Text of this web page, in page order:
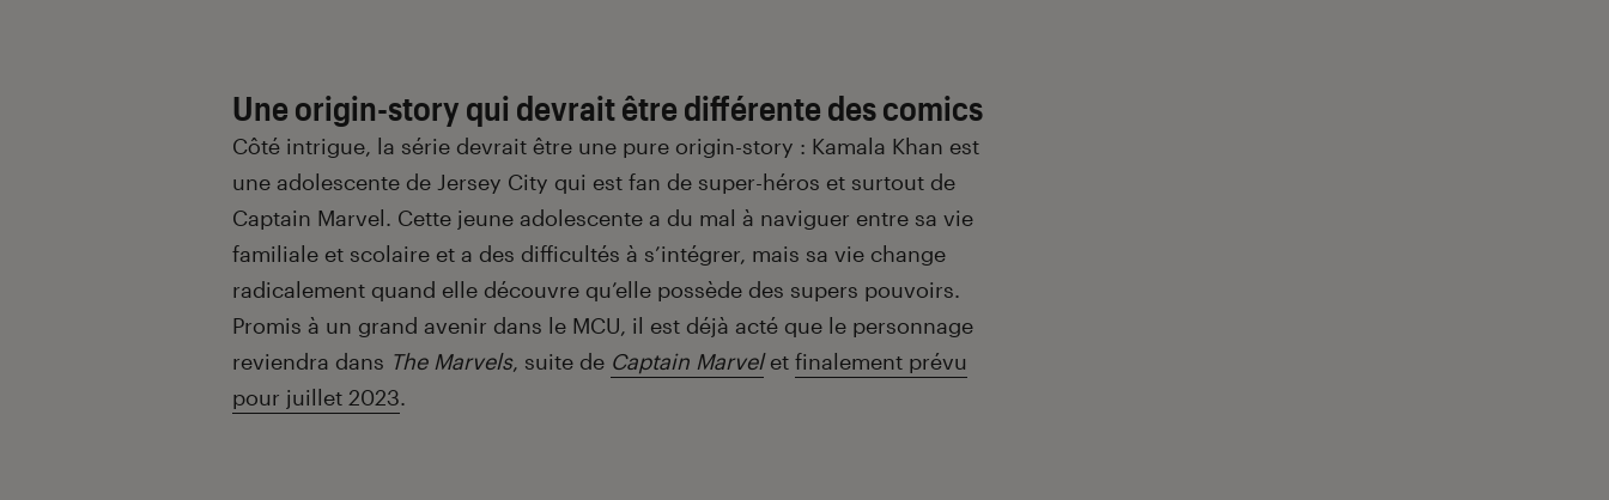
Une origin-story qui devrait être différente des comics
Côté intrigue, la série devrait être une pure origin-story : Kamala Khan est
une adolescente de Jersey City qui est fan de super-héros et surtout de
Captain Marvel. Cette jeune adolescente a du mal à naviguer entre sa vie
familiale et scolaire et a des difficultés à s’intégrer, mais sa vie change
radicalement quand elle découvre qu’elle possède des supers pouvoirs.
Promis à un grand avenir dans le MCU, il est déjà acté que le personnage
reviendra dans The Marvels, suite de Captain Marvelet finalement prévu
pour juillet 2023.